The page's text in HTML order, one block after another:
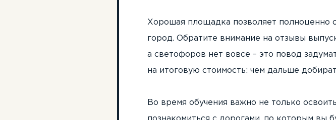
Хорошая площадка позволяет полноценно
город. Обратите внимание на отзывы
а светофоров нет вовсе – это повод
на итоговую стоимость: чем дальше
Во время обучения важно не только